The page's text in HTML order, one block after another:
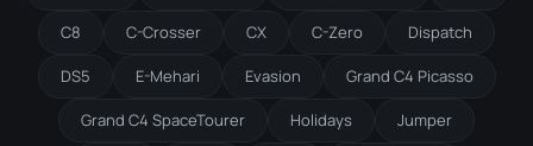
C8 C-Crosser CX C-Zero Dispatch
DS5 E-Mehari Evasion Grand C4 Picasso
Grand C4 SpaceTourer Holidays Jumper